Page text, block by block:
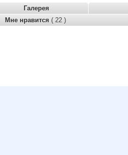
Галерея
Мне нравится ( 22 )